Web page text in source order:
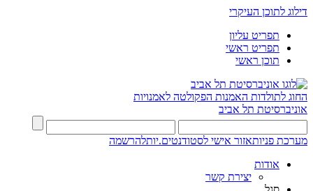
דילוג לתוכן העיקרי
תפריט עליון
תפריט ראשי
תוכן ראשי
החוג לתולדות האמנות הפקולטה לאמנויות
אוניברסיטת תל אביב
מערכת פניותאזור אישי לסטודנטים.יותלהרשמה
אודות
יצירת קשר